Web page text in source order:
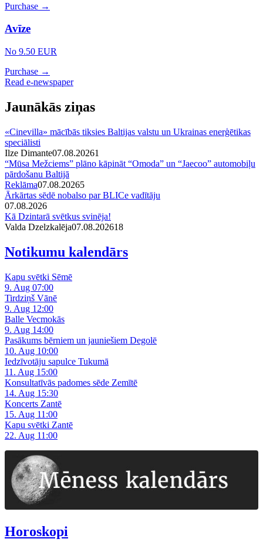
Purchase →
Avīze
No 9.50 EUR
Purchase →
Read e-newspaper
Jaunākās ziņas
«Cinevilla» mācībās tiksies Baltijas valstu un Ukrainas enerģētikas
speciālisti
Ilze Dimante07.08.20261
“Mūsa Mežciems” plāno kāpināt “Omoda” un “Jaecoo” automobiļu
pārdošanu Baltijā
Reklāma07.08.20265
Ārkārtas sēdē nobalso par BLICe vadītāju
07.08.2026
Kā Dzintarā svētkus svinēja!
Valda Dzelzkalēja07.08.202618
Notikumu kalendārs
Kapu svētki Sēmē
9. Aug 07:00
Tirdziņš Vānē
9. Aug 12:00
Balle Vecmokās
9. Aug 14:00
Pasākums bērniem un jauniešiem Degolē
10. Aug 10:00
Iedzīvotāju sapulce Tukumā
11. Aug 15:00
Konsultatīvās padomes sēde Zemītē
14. Aug 15:30
Koncerts Zantē
15. Aug 11:00
Kapu svētki Zantē
22. Aug 11:00
Horoskopi